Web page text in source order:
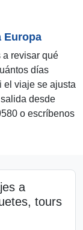
Europa
a revisar qué
días
el viaje se ajusta
desde
o escríbenos
a
tours